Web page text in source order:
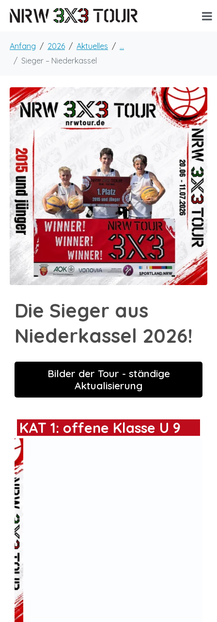
Anfang 2026 Aktuelles
...
Sieger – Niederkassel
Die Sieger aus
Niederkassel 2026!
Bilder der Tour - ständige
Aktualisierung
KAT 1: offene Klasse U 9